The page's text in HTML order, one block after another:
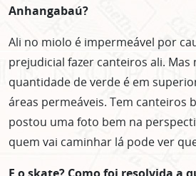
Anhangabaú?
Ali no miolo é impermeável por
prejudicial fazer canteiros ali. Mas
quantidade de verde é em
áreas permeáveis. Tem canteiros
postou uma foto bem na
quem vai caminhar lá pode ver
ASSINE
NOSSA
Clique no botão abaixo para receber